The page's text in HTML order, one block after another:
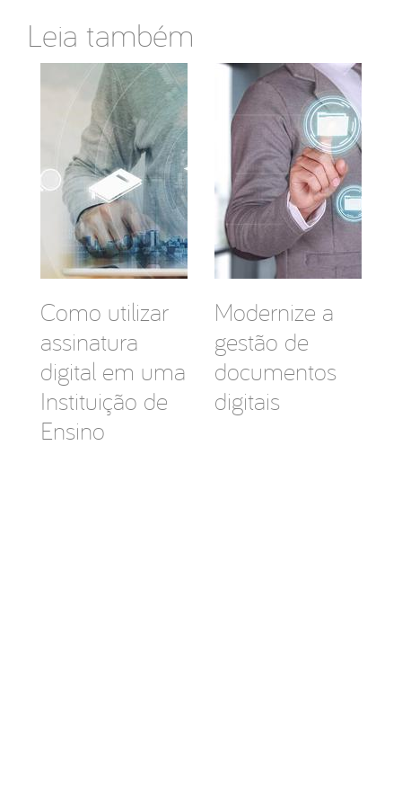
Leia também
Como utilizar
assinatura
digital em uma
Instituição de
Ensino
Modernize a
gestão de
documentos
digitais